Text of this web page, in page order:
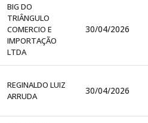
BIG DO
TRIÂNGULO
COMERCIO E
IMPORTAÇÃO
LTDA
30/04/2026
REGINALDO LUIZ
ARRUDA
30/04/2026